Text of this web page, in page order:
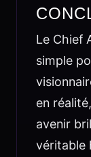
Le Chief
simple
en
avenir
véritable